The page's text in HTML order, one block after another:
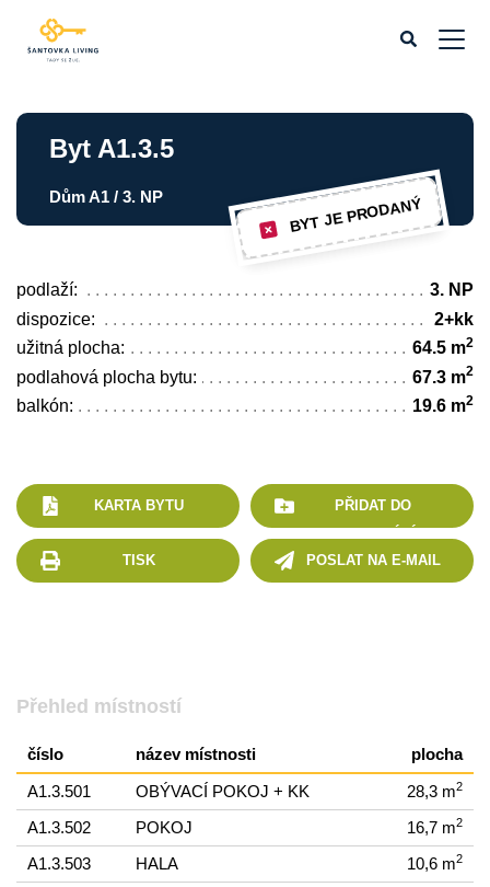
Byt A1.3.5
Dům A1 / 3. NP BYT JE PRODANÝ
podlaží:
3. NP
dispozice:
2+kk
užitná plocha:
64.5 m2
podlahová plocha bytu: 67.3 m2
balkón: 19.6 m2
KARTA BYTU
PŘIDAT DO
TISK
POSLAT NA E-MAIL
Přehled místností
číslo název místnosti plocha
A1.3.501 OBÝVACÍ POKOJ + KK 28,3 m2
A1.3.502 POKOJ 16,7 m2
A1.3.503 HALA 10,6 m2